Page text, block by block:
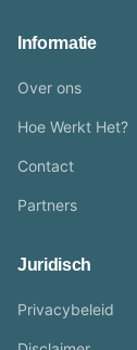
Informatie
Over ons
Hoe Werkt Het?
Contact
Partners
Juridisch
Privacybeleid